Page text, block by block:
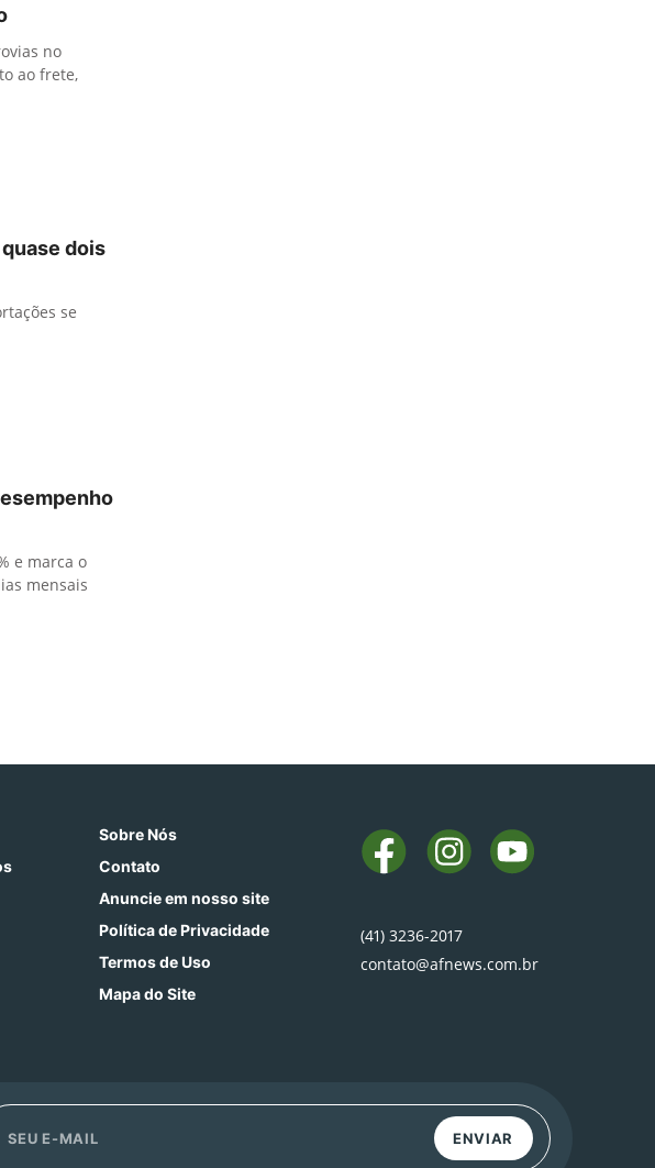
no
ao frete,
dois
se
e marca o
mensais
Sobre Nós
Contato
Anuncie em nosso site
Política de Privacidade
Termos de Uso
Mapa do Site
(41) 3236-2017
contato@afnews.com.br
ENVIAR